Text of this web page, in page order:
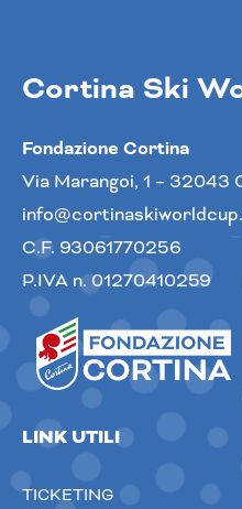
Cortina Ski
Fondazione Cortina
Via Marangoi, 1 – 32043
C.F. 93061770256
P.IVA n. 01270410259
LINK UTILI
TICKETING